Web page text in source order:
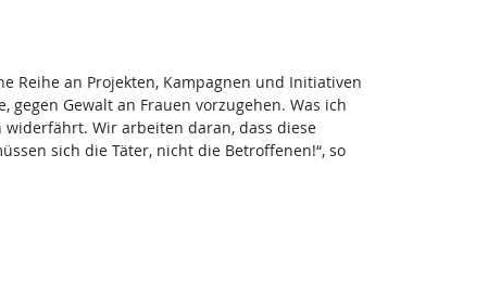
Reihe an Projekten, Kampagnen und Initiativen
Gewalt an Frauen vorzugehen. Was ich
Wir arbeiten daran, dass diese
sich die Täter, nicht die Betroffenen!“, so